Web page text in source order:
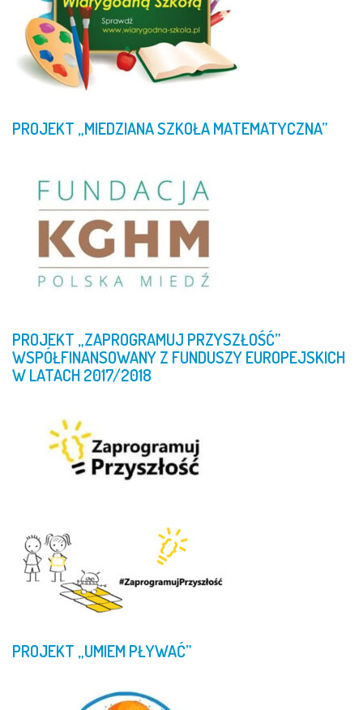
PROJEKT „MIEDZIANASZKOŁAMATEMATYCZNA”
PROJEKT „ZAPROGRAMUJ PRZYSZŁOŚĆ”
WSPÓŁFINANSOWANYZ FUNDUSZYEUROPEJSKICH
WLATACH2017/2018
PROJEKT „UMIEMPŁYWAĆ”